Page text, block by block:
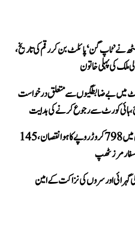
نے ’ٹاپ گن‘ پائلٹ بن کر رقم کی تاریخ،
ملک کی پہلی خاتون
میں بے ضابطگیوں سے متعلق درخواست
ہائی کورٹ سے رجوع کرنے کی ہدایت
ہماچل پردیش: مانسون میں 798 کروڑ روپے کا ہوا نقصان، 145
اور سروں کی نزاکت کے امین